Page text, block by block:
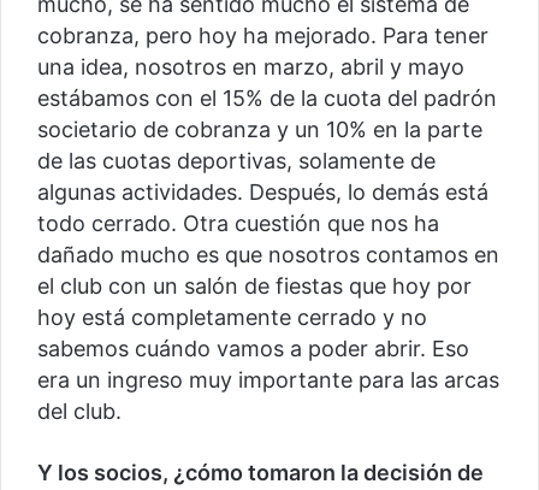
cobranza, pero hoy ha mejorado. Para tener
una idea, nosotros en marzo, abril y mayo
estábamos con el 15% de la cuota del padrón
societario de cobranza y un 10% en la parte
de las cuotas deportivas, solamente de
algunas actividades. Después, lo demás está
todo cerrado. Otra cuestión que nos ha
dañado mucho es que nosotros contamos en
el club con un salón de fiestas que hoy por
hoy está completamente cerrado y no
sabemos cuándo vamos a poder abrir. Eso
era un ingreso muy importante para las arcas
del club.
Y los socios, ¿cómo tomaron la decisión de